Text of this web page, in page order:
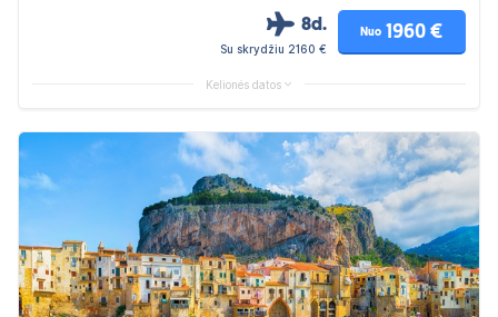
8d.
Su skrydžiu 2160 €
Nuo 1960 €
Kelionės datos